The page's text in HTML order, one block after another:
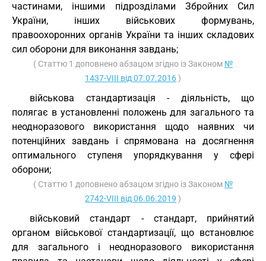
частинами, іншими підрозділами Збройних Сил
України, інших військових формувань,
правоохоронних органів України та інших складових
сил оборони для виконання завдань;
( Статтю 1 доповнено абзацом згідно із Законом №
1437-VIII від 07.07.2016)
військова стандартизація - діяльність, що
полягає в установленні положень для загального та
неодноразового використання щодо наявних чи
потенційних завдань і спрямована на досягнення
оптимального ступеня упорядкування у сфері
оборони;
( Статтю 1 доповнено абзацом згідно із Законом №
2742-VIII від 06.06.2019 )
військовий стандарт - стандарт, прийнятий
органом військової стандартизації, що встановлює
для загального і неодноразового використання